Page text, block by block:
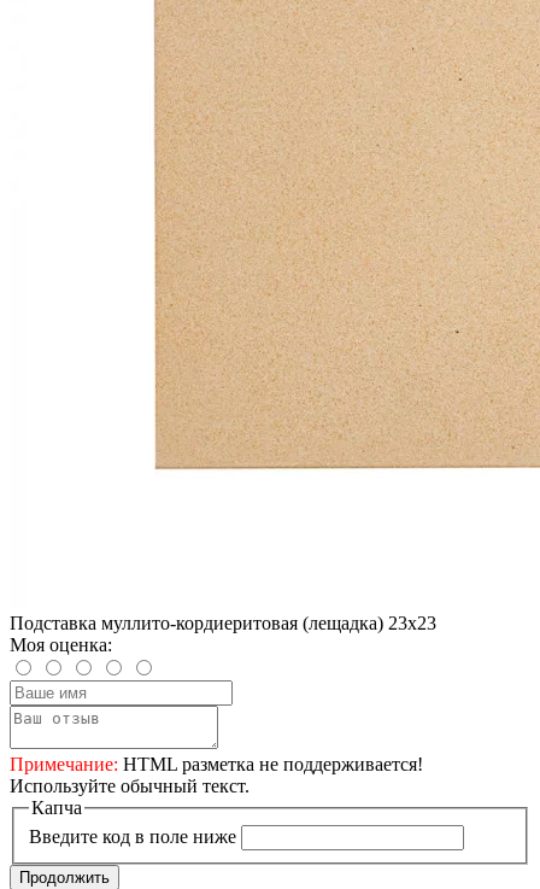
Подставка муллито-кордиеритовая (лещадка) 23х23
Моя оценка:
Примечание: HTML разметка не поддерживается!
Используйте обычный текст.
Капча
Введите код в поле ниже
Продолжить